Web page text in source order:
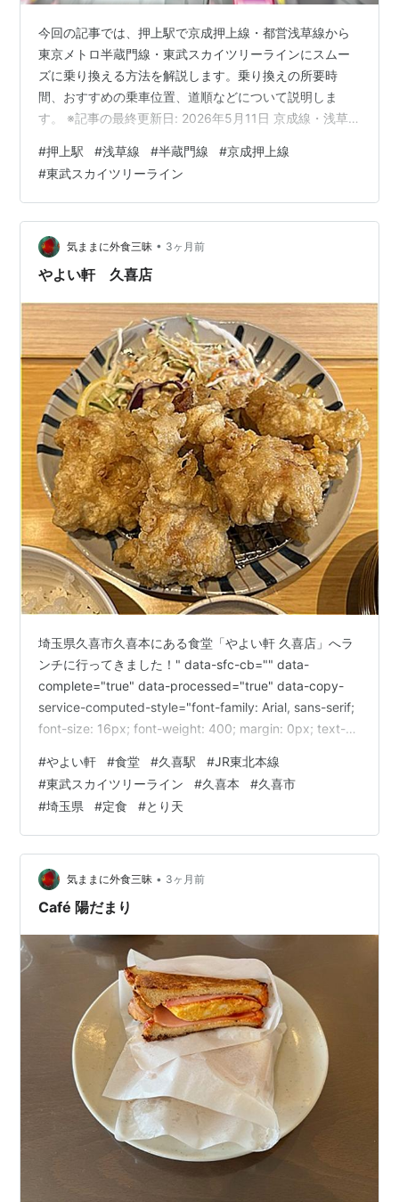
今回の記事では、押上駅で京成押上線・都営浅草線から
東京メトロ半蔵門線・東武スカイツリーラインにスムー
ズに乗り換える方法を解説します。乗り換えの所要時
間、おすすめの乗車位置、道順などについて説明しま
す。 ※記事の最終更新日: 2026年5月11日 京成線・浅草
分？ 京成線・浅草線のおすすめの乗車位置は何号車？
１,２番線ホーム（西馬込・羽田空港方面）に到着する場
合 ３,４番線ホーム（京成船橋・成田空港方面）に到着す
る場合 京成線・浅草線から半蔵門線・東武線に乗り換え
るルート 半蔵門線・東武線ホームの行き先案内 周辺の路
線図 関連記事 京成線・浅草…
#押上駅 #浅草線 #半蔵門線 #京成押上線
#東武スカイツリーライン
気ままに外食三昧 • 3ヶ月前
やよい軒 久喜店
埼玉県久喜市久喜本にある食堂「やよい軒 久喜店」へラ
ンチに行ってきました！" data-sfc-cb="" data-
complete="true" data-processed="true" data-copy-
service-computed-style="font-family: Arial, sans-serif;
font-size: 16px; font-weight: 400; margin: 0px; text-
/>最寄駅はJR宇都宮線・東武伊勢崎線の「久喜駅」です
が、…
#やよい軒 #食堂 #久喜駅 #JR東北本線
#東武スカイツリーライン #久喜本 #久喜市
#埼玉県 #定食 #とり天
気ままに外食三昧 • 3ヶ月前
Café 陽だまり